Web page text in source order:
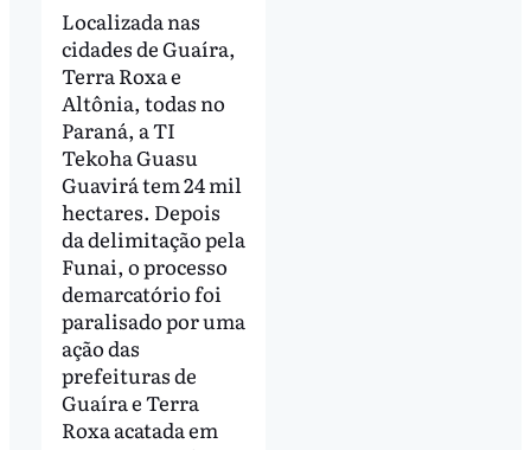
Localizada nas
cidades de Guaíra,
Terra Roxa e
Altônia, todas no
Paraná, a TI
Tekoha Guasu
Guavirá tem 24 mil
hectares. Depois
da delimitação pela
Funai, o processo
demarcatório foi
paralisado por uma
ação das
prefeituras de
Guaíra e Terra
Roxa acatada em